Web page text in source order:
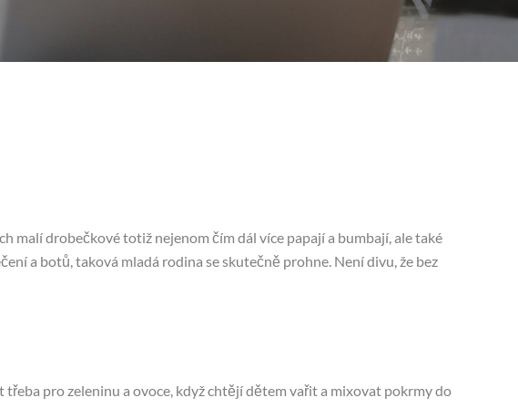
malí drobečkové totiž nejenom čím dál více papají a bumbají, ale také
a botů, taková mladá rodina se skutečně prohne. Není divu, že bez
třeba pro zeleninu a ovoce, když chtějí dětem vařit a mixovat pokrmy do